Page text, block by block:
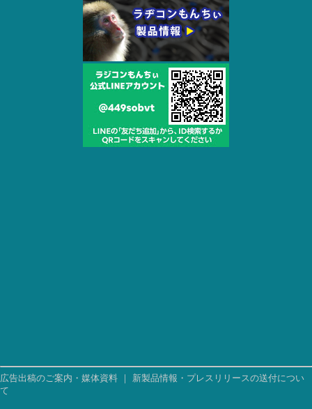
広告出稿のご案内・媒体資料 ｜ 新製品情報・プレスリリースの送付につい
て